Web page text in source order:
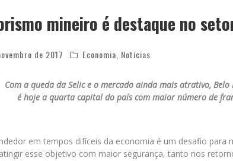
mineiro é destaque no
de 2017 Economia Notícias
Com a queda da Selic e o mercado ainda mais atrativo, Belo
é hoje a quarta capital do país com maior número de
em tempos difíceis da economia é um desafio para
esse objetivo com maior segurança, tanto nos